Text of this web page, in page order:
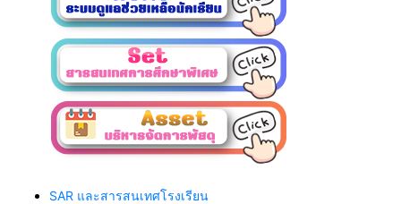
SAR และสารสนเทศโรงเรียน